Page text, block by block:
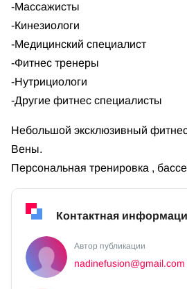
-Массажисты
-Кинезиологи
-Медицинский специалист
-Фитнес тренеры
-Нутрициологи
-Другие фитнес специалисты
Небольшой эксклюзивный
Вены.
Персональная тренировка ,
Контактная
Автор публикации
nadinefusion@gmail.com